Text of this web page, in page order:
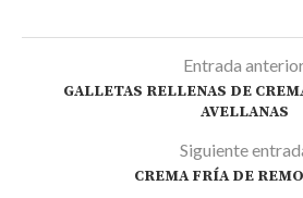
Entrada
GALLETAS RELLENAS DE
AVELLANAS
Siguiente
CREMA FRÍA DE